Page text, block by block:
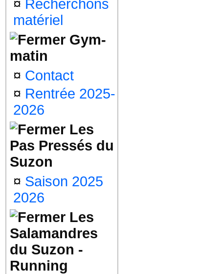
¤ Recherchons
matériel
Gym-
matin
¤ Contact
¤ Rentrée 2025-
2026
Les
Pas Pressés du
Suzon
¤ Saison 2025
2026
Les
Salamandres
du Suzon -
Running